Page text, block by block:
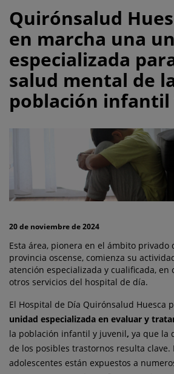
Quirónsalud
Huesca
pone
en
marcha
una
especializada
para
tratar
la
salud
mental
de
la
población
Quirónsalud
en marcha una
especializada
salud mental de
población
20 de noviembre de 2024
Esta área, pionera en el ámbito privado
provincia oscense, comienza su
atención especializada y cualificada, en
otros servicios del hospital de día.
El Hospital de Día Quirónsalud Huesca
unidad especializada en evaluar y
la población infantil y juvenil, ya que la
de los posibles trastornos resulta clave.
adolescentes están expuestos a